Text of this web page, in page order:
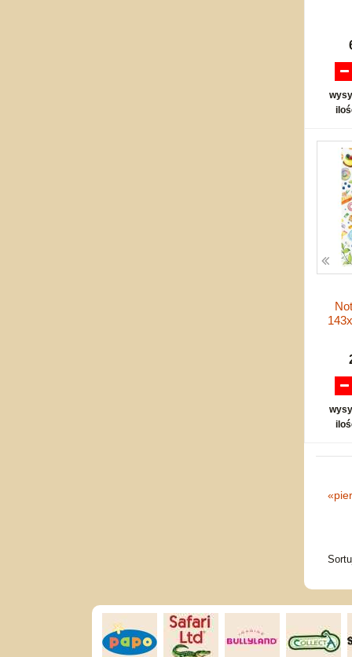
«